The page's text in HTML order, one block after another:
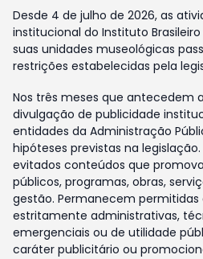
Desde 4 de julho de 2026, as
institucional do Instituto
suas unidades museológicas
restrições estabelecidas pela
Nos três meses que antecedem
divulgação de publicidade
entidades da Administração
hipóteses previstas na
evitados conteúdos que
públicos, programas, obras,
gestão. Permanecem
estritamente administrativas,
emergenciais ou de utilidade
caráter publicitário ou